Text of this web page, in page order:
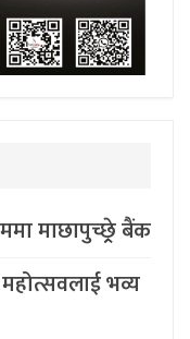
माछापुच्छ्र्रे बैंक
भव्य